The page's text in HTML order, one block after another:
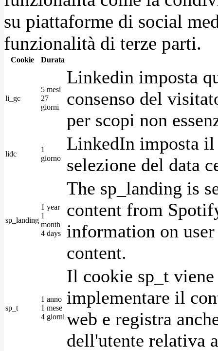
su piattaforme di social
funzionalità di terze parti.
Cookie Durata
li_gc
5 mesi
27
giorni
Linkedin imposta
consenso del
per scopi non
lidc
1
giorno
LinkedIn imposta
selezione del data
sp_landing
1 year
1
month
4 days
The sp_landing is
content from
information on
content.
sp_t
1 anno
1 mese
4 giorni
Il cookie sp_t
implementare il
web e registra
dell'utente relativa